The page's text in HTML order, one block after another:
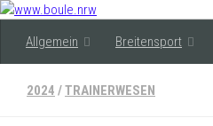
Allgemein Breitensport
2024 /TRAINERWESEN